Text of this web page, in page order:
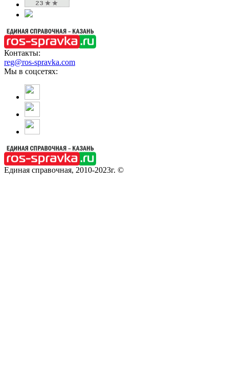
Контакты:
reg@ros-spravka.com
Мы в соцсетях:
Единая справочная, 2010-2023г. ©